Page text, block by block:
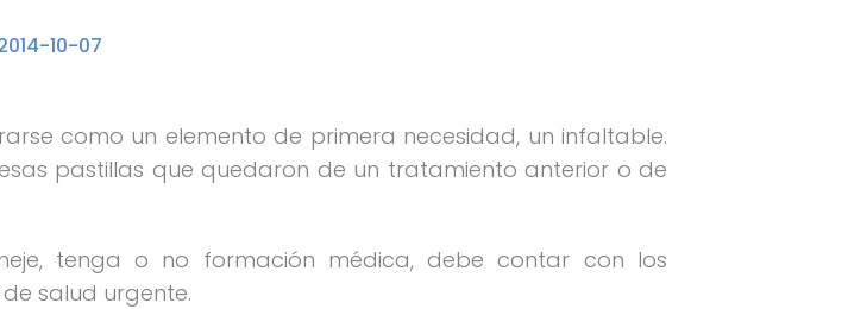
10-07
como un elemento de primera necesidad, un infaltable.
pastillas que quedaron de un tratamiento anterior o de
tenga o no formación médica, debe contar con los
salud urgente.